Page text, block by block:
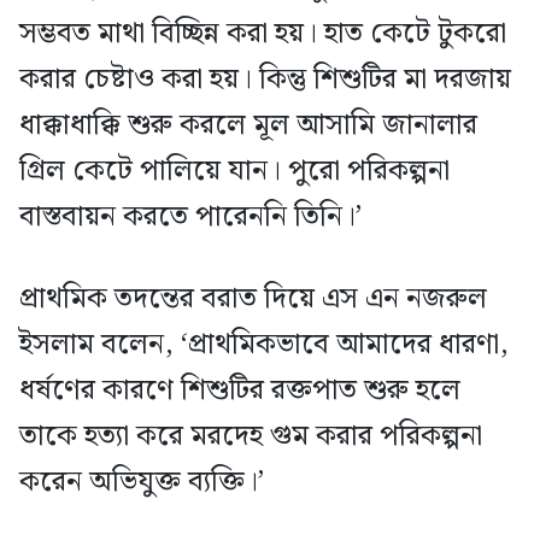
সম্ভবত মাথা বিচ্ছিন্ন করা হয়। হাত কেটে টুকরো
করার চেষ্টাও করা হয়। কিন্তু শিশুটির মা দরজায়
ধাক্কাধাক্কি শুরু করলে মূল আসামি জানালার
গ্রিল কেটে পালিয়ে যান। পুরো পরিকল্পনা
বাস্তবায়ন করতে পারেননি তিনি।’
প্রাথমিক তদন্তের বরাত দিয়ে এস এন নজরুল
ইসলাম বলেন, ‘প্রাথমিকভাবে আমাদের ধারণা,
ধর্ষণের কারণে শিশুটির রক্তপাত শুরু হলে
তাকে হত্যা করে মরদেহ গুম করার পরিকল্পনা
করেন অভিযুক্ত ব্যক্তি।’